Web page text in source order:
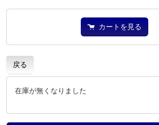
カートを見る
戻る
在庫が無くなりました